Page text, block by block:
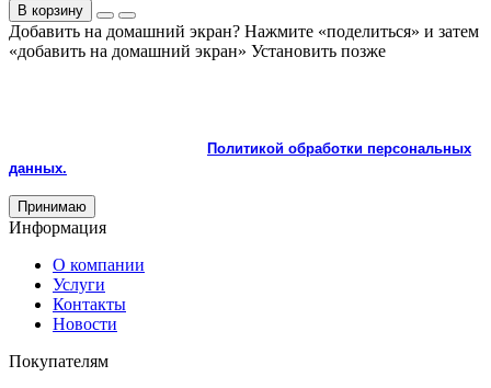
В корзину
Добавить на домашний экран? Нажмите «поделиться» и затем
«добавить на домашний экран» Установить позже
Политикой обработки персональных
данных.
Принимаю
Информация
О компании
Услуги
Контакты
Новости
Покупателям